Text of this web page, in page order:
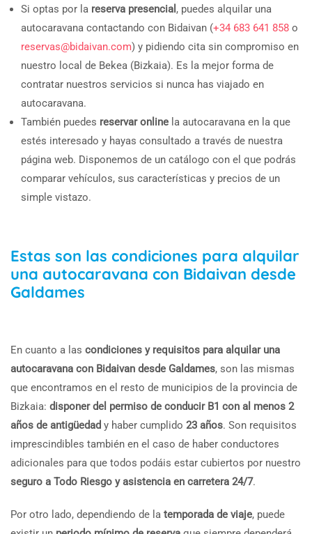
Si optas por la reserva presencial , puedes alquilar una
autocaravana contactando con Bidaivan (+34 683 641 858 o
reservas@bidaivan.com) y pidiendo cita sin compromiso en
nuestro local de Bekea (Bizkaia). Es la mejor forma de
contratar nuestros servicios si nunca has viajado en
autocaravana.
También puedes reservar online la autocaravana en la que
estés interesado y hayas consultado a través de nuestra
página web. Disponemos de un catálogo con el que podrás
comparar vehículos, sus características y precios de un
simple vistazo.
Estas son las condiciones para alquilar
una autocaravana con Bidaivan desde
Galdames
En cuanto a las condiciones y requisitos para alquilar una
autocaravana con Bidaivan desde Galdames, son las mismas
que encontramos en el resto de municipios de la provincia de
Bizkaia: disponer del permiso de conducir B1 con al menos 2
años de antigüedad y haber cumplido 23 años. Son requisitos
imprescindibles también en el caso de haber conductores
adicionales para que todos podáis estar cubiertos por nuestro
seguro a Todo Riesgo y asistencia en carretera 24/7.
Por otro lado, dependiendo de la temporada de viaje, puede